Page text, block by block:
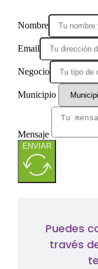
Nombre
Email
Negocio
Municipio
Mensaje
ENVIAR
Puedes
través